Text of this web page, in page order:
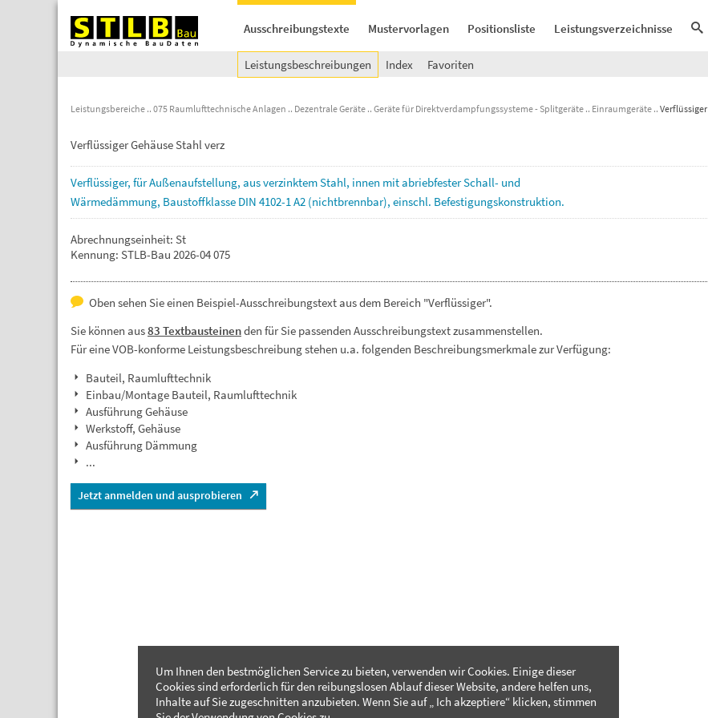
Ausschreibungstexte Mustervorlagen Positionsliste Leistungsverzeichnisse
Leistungsbeschreibungen Index Favoriten
Leistungsbereiche 075 Raumlufttechnische Anlagen Dezentrale Geräte Geräte für Direktverdampfungssysteme - Splitgeräte Einraumgeräte Verflüssiger
Verflüssiger Gehäuse Stahl verz
Verflüssiger, fürAußenaufstellung, ausverzinktemStahl, innen mitabriebfesterSchall- und
Wärmedämmung, Baustoffklasse DIN 4102-1A2 (nichtbrennbar), einschl. Befestigungskonstruktion.
Abrechnungseinheit: St
Kennung: STLB-Bau 2026-04 075
Oben sehen Sie einen Beispiel-Ausschreibungstext aus dem Bereich "Verflüssiger".
Sie können aus83 Textbausteinenden für Sie passenden Ausschreibungstext zusammenstellen.
Für eine VOB-konforme Leistungsbeschreibung stehen u.a. folgenden Beschreibungsmerkmale zur Verfügung:
Bauteil, Raumlufttechnik
Einbau/Montage Bauteil, Raumlufttechnik
Ausführung Gehäuse
Werkstoff, Gehäuse
Ausführung Dämmung
...
Jetzt anmelden und ausprobieren
Um Ihnen den bestmöglichen Service zu bieten, verwenden wir Cookies. Einige dieser
Cookies sind erforderlich für den reibungslosen Ablauf dieser Website, andere helfen uns,
Inhalte auf Sie zugeschnitten anzubieten. Wenn Sie auf „ Ich akzeptiere“ klicken, stimmen